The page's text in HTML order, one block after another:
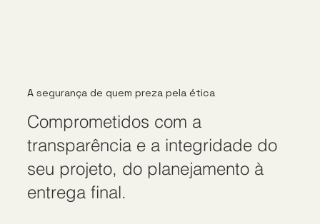
A segurança de quem preza pela ética
Comprometidos com a
transparência e a integridade do
seu projeto, do planejamento à
entrega final.